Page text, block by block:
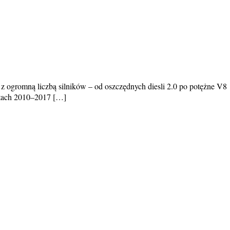
liczbą silników – od oszczędnych diesli 2.0 po potężne V8
2010–2017 […]